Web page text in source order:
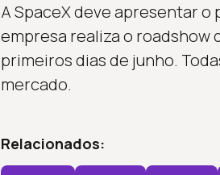
A SpaceX deve apresentar
empresa realiza o roadshow
primeiros dias de junho.
mercado.
Relacionados: